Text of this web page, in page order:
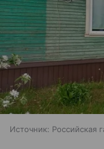
Источник: Российская